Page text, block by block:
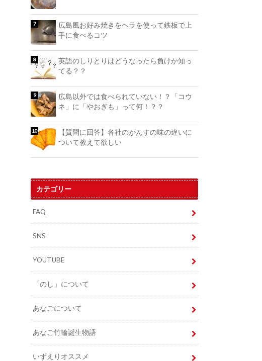
広島風お好み焼きをヘラを使って鉄板で上
手に食べるコツ
英語のしりとりはどうなったら負けか知っ
てる？？
広島以外では食べられていない！？「コウ
ネ」に「やおぎも」って何！？？
【質問に回答】各社のがんすの味の違いに
ついて教えて欲しい
カテゴリー
FAQ
SNS
YOUTUBE
「のし」について
あなごについて
あなご竹輪誕生物語
いずえりオススメ